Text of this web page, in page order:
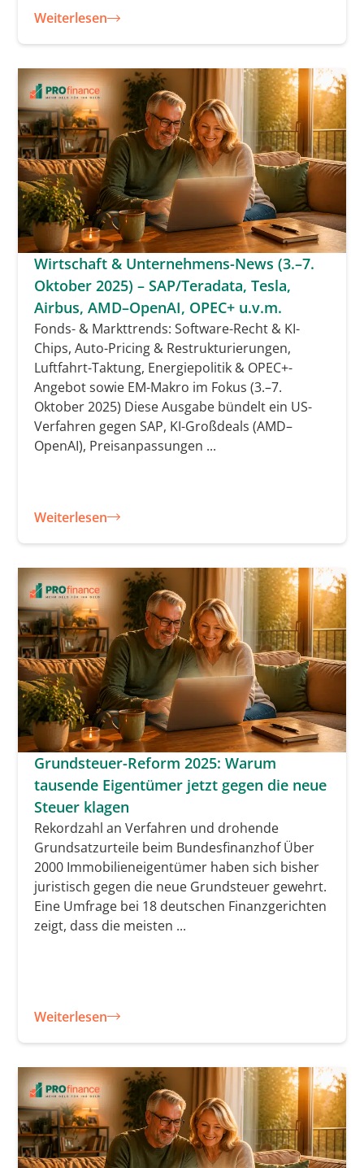
Weiterlesen
Wirtschaft & Unternehmens-News (3.–7.
Oktober 2025) – SAP/Teradata, Tesla,
Airbus, AMD–OpenAI, OPEC+ u.v.m.
Fonds- & Markttrends: Software-Recht & KI-
Chips, Auto-Pricing & Restrukturierungen,
Luftfahrt-Taktung, Energiepolitik & OPEC+-
Angebot sowie EM-Makro im Fokus (3.–7.
Oktober 2025) Diese Ausgabe bündelt ein US-
Verfahren gegen SAP, KI-Großdeals (AMD–
OpenAI), Preisanpassungen ...
Weiterlesen
Grundsteuer-Reform 2025: Warum
tausende Eigentümer jetzt gegen die neue
Steuer klagen
Rekordzahl an Verfahren und drohende
Grundsatzurteile beim Bundesfinanzhof Über
2000 Immobilieneigentümer haben sich bisher
juristisch gegen die neue Grundsteuer gewehrt.
Eine Umfrage bei 18 deutschen Finanzgerichten
zeigt, dass die meisten ...
Weiterlesen